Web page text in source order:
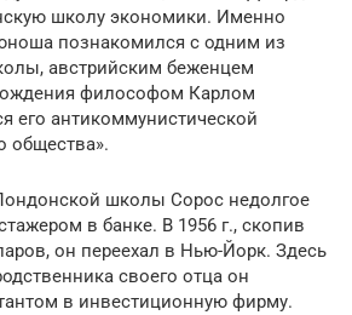
школу экономики. Именно
познакомился с одним из
австрийским беженцем
философом Карлом
его антикоммунистической
общества».
школы Сорос недолгое
в банке. В 1956 г., скопив
он переехал в Нью-Йорк. Здесь
своего отца он
в инвестиционную фирму.